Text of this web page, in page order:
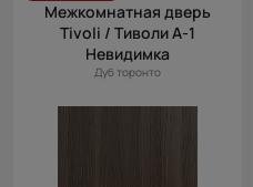
Межкомнатная дверь
Tivoli / Тиволи А-1
Невидимка
Дуб торонто